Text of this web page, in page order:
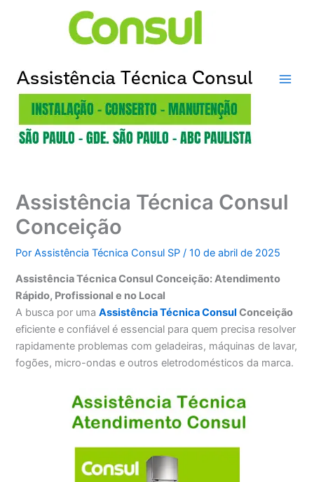
Assistência Técnica Consul
Conceição
PorAssistência Técnica Consul SP/10 de abril de 2025
Assistência Técnica Consul Conceição: Atendimento
Rápido, Profissional e no Local
A busca por umaAssistência Técnica Consul Conceição
eficiente e confiável é essencial para quem precisa resolver
rapidamente problemas com geladeiras, máquinas de lavar,
fogões, micro-ondas e outros eletrodomésticos da marca.